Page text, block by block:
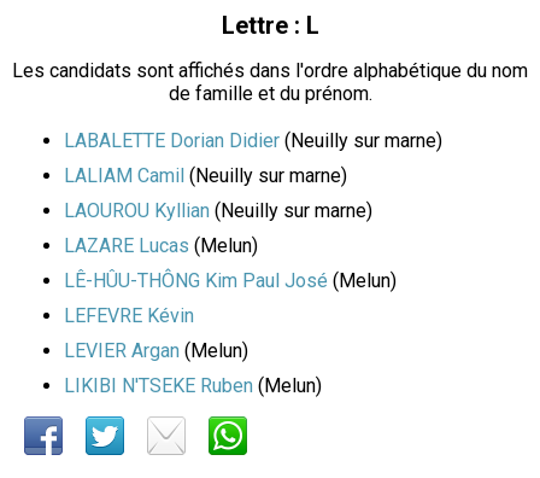
Lettre : L
Les candidats sont affichés dans l'ordre alphabétique du nom
de famille et du prénom.
LABALETTE Dorian Didier (Neuilly sur marne)
LALIAM Camil (Neuilly sur marne)
LAOUROU Kyllian (Neuilly sur marne)
LAZARE Lucas (Melun)
LÊ-HÛU-THÔNG Kim Paul José (Melun)
LEFEVRE Kévin
LEVIER Argan (Melun)
LIKIBI N'TSEKE Ruben (Melun)